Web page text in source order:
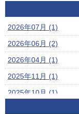
2026年07月 (1)
2026年06月 (2)
2026年04月 (1)
2025年11月 (1)
2025年10月 (1)